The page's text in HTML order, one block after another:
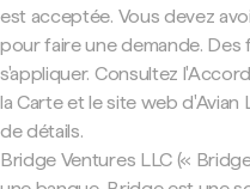
est acceptée. Vous devez
pour faire une demande. Des
s'appliquer. Consultez
la Carte et le site web d'Avian
de détails.
Bridge Ventures LLC («